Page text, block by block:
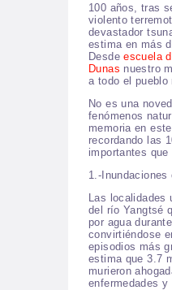
100 años, tras
violento
devastador
estima en más
Desdeescuela
Dunas nuestro
a todo el pueblo
No es una
fenómenos
memoria en
recordando las
importantes que
1.-Inundaciones
Las localidades
del río Yangtsé
por agua
convirtiéndose
episodios más
estima que 3.7
murieron
enfermedades y